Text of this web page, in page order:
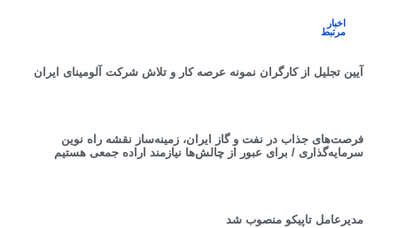
اخبار
مرتبط
آیین تجلیل از کارگران نمونه عرصه کار و تلاش شرکت آلومینای ایران
فرصت‌های جذاب در نفت و گاز ایران، زمینه‌ساز نقشه راه نوین
سرمایه‌گذاری / برای عبور از چالش‌ها نیازمند اراده جمعی هستیم
مدیرعامل تاپیکو منصوب شد